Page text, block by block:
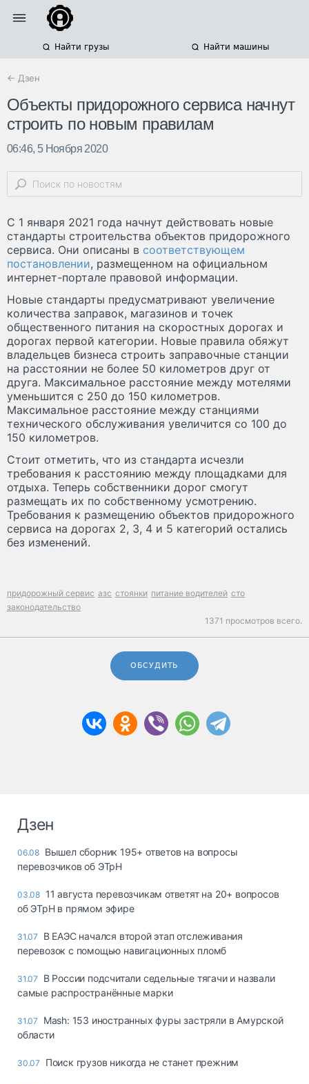
Найти грузы Найти машины
← Дзен
Объекты придорожного сервиса начнут
строить по новым правилам
06:46, 5 Ноября 2020
С 1 января 2021 года начнут действовать новые
стандарты строительства объектов придорожного
сервиса. Они описаны в соответствующем
постановлении, размещенном на официальном
интернет-портале правовой информации.
Новые стандарты предусматривают увеличение
количества заправок, магазинов и точек
общественного питания на скоростных дорогах и
дорогах первой категории. Новые правила обяжут
владельцев бизнеса строить заправочные станции
на расстоянии не более 50 километров друг от
друга. Максимальное расстояние между мотелями
уменьшится с 250 до 150 километров.
Максимальное расстояние между станциями
технического обслуживания увеличится со 100 до
150 километров.
Стоит отметить, что из стандарта исчезли
требования к расстоянию между площадками для
отдыха. Теперь собственники дорог смогут
размещать их по собственному усмотрению.
Требования к размещению объектов придорожного
сервиса на дорогах 2, 3, 4 и 5 категорий остались
без изменений.
придорожный сервис азс стоянки питание водителей сто
законодательство
1371 просмотров всего.
ОБСУДИТЬ
Дзен
06.08 Вышел сборник 195+ ответов на вопросы
перевозчиков об ЭТрН
03.08 11 августа перевозчикам ответят на 20+ вопросов
об ЭТрН в прямом эфире
31.07
В ЕАЭС начался второй этап отслеживания
перевозок с помощью навигационных пломб
31.07
В России подсчитали седельные тягачи и назвали
самые распространённые марки
31.07
Mash: 153 иностранных фуры застряли в Амурской
области
30.07 Поиск грузов никогда не станет прежним